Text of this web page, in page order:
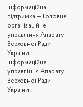
Iнформаційна
підтримка — Головне
організаційне
управління Апарату
Верховної Ради
України,
Інформаційне
управління Апарату
Верховної Ради
України